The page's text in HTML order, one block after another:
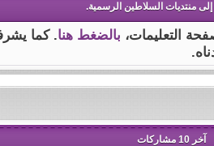
منتديات السلاطين الرسمية.
التعليمات، بالضغط هنا. كما
آخر 10 مشاركات